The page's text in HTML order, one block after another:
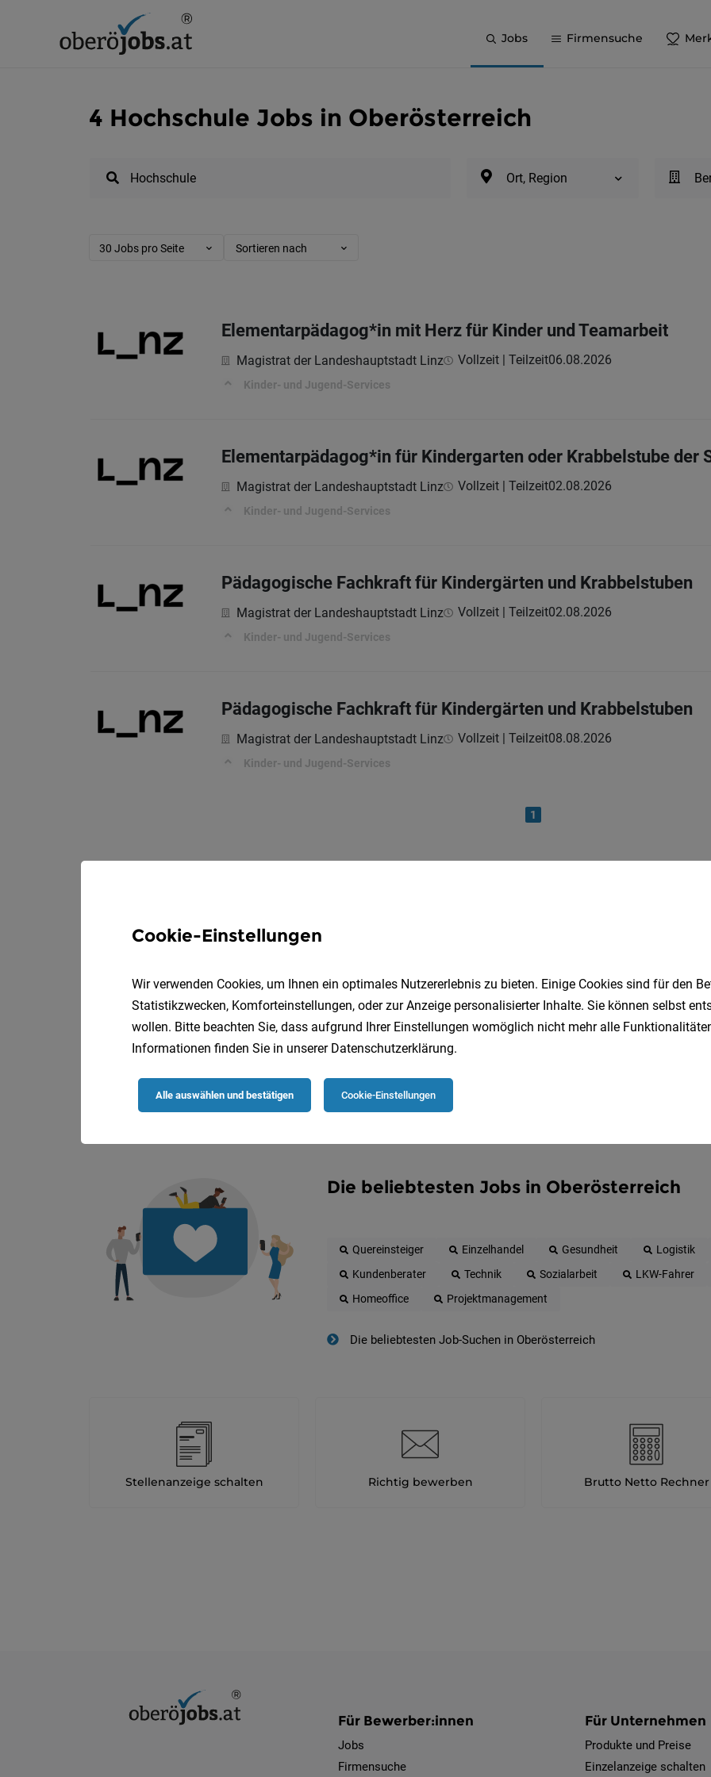
Jobs Firmensuche
4 Hochschule Jobs in Oberösterreich
Ort, Region
30 Jobs pro Seite Sortieren nach
Elementarpädagog*in mit Herz für Kinder und Teamarbeit
Magistrat der Landeshauptstadt Linz Vollzeit | Teilzeit06.08.2026
Kinder- und Jugend-Services
Elementarpädagog*in für Kindergarten oder Krabbelstube der
Magistrat der Landeshauptstadt Linz Vollzeit | Teilzeit02.08.2026
Kinder- und Jugend-Services
Pädagogische Fachkraft für Kindergärten und Krabbelstuben
Magistrat der Landeshauptstadt Linz Vollzeit | Teilzeit02.08.2026
Kinder- und Jugend-Services
Pädagogische Fachkraft für Kindergärten und Krabbelstuben
Magistrat der Landeshauptstadt Linz Vollzeit | Teilzeit08.08.2026
Kinder- und Jugend-Services
1
Jetzt anlegen
Die beliebtesten Jobs in Oberösterreich
Quereinsteiger Einzelhandel Gesundheit Logistik
Kundenberater
Technik Sozialarbeit LKW-Fahrer
Homeoffice
Projektmanagement
Die beliebtesten Job-Suchen in Oberösterreich
Stellenanzeige schalten Richtig bewerben Brutto Netto Rechner
Für Bewerber:innen
Jobs
Firmensuche
Für Unternehmen
Produkte und Preise
Einzelanzeige schalten
Cookie-Einstellungen
Wir verwenden Cookies, um Ihnen ein optimales Nutzererlebnis zu bieten. Einige Cookies sind für den
Statistikzwecken, Komforteinstellungen, oder zur Anzeige personalisierter Inhalte. Sie können selbst
wollen. Bitte beachten Sie, dass aufgrund Ihrer Einstellungen womöglich nicht mehr alle
Informationen finden Sie in unserer Datenschutzerklärung.
Alle auswählen und bestätigen Cookie-Einstellungen